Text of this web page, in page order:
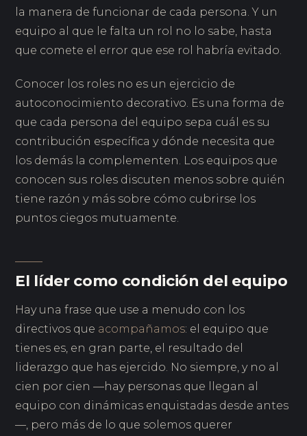
la manera de funcionar de cada persona. Y un
equipo al que le falta un rol no lo sabe, hasta
que comete el error que ese rol habría evitado.
Conocer los roles no es un ejercicio de
autoconocimiento decorativo. Es una forma de
que cada persona del equipo sepa cuál es su
contribución específica y dónde necesita que
los demás la complementen. Los equipos que
conocen sus roles discuten menos sobre quién
tiene razón y más sobre cómo cubrirse los
puntos ciegos mutuamente.
El líder como condición del equipo
Hay una frase que use a menudo con los
directivos que acompañamos: el equipo que
tienes es, en gran parte, el resultado del
liderazgo que has ejercido. No siempre, y no al
cien por cien —hay personas que llegan al
equipo con dinámicas enquistadas desde antes
—, pero más de lo que solemos querer